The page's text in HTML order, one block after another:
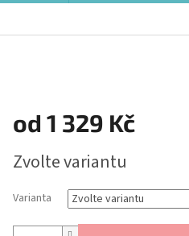
od 1 329 Kč
cena:
Zvolte variantu
Varianta